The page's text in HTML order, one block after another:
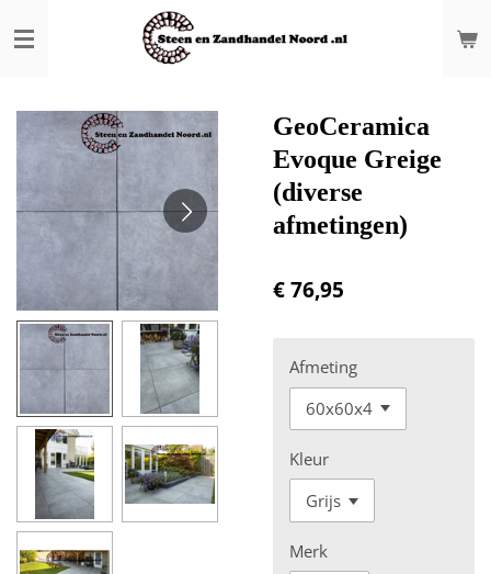
direct
hoofdinhoud
GeoCeramica
Evoque Greige
(diverse
afmetingen)
€ 76,95
Afmeting
Kleur
Merk